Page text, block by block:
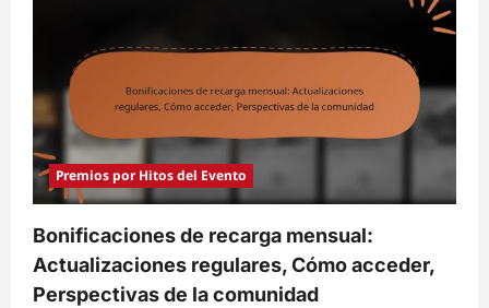
Premios por Hitos del Evento
Bonificaciones de recarga mensual:
Actualizaciones regulares, Cómo acceder,
Perspectivas de la comunidad